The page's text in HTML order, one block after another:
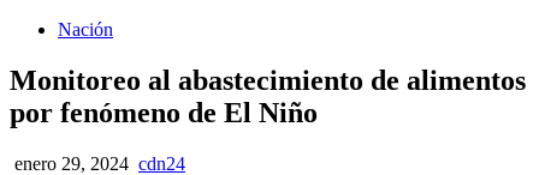
Nación
Monitoreo al abastecimiento de alimentos
por fenómeno de El Niño
enero 29, 2024 cdn24